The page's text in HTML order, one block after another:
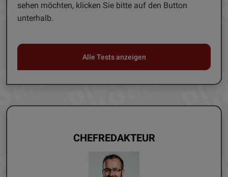
sehen möchten, klicken Sie bitte auf den Button
unterhalb.
Alle Tests anzeigen
CHEFREDAKTEUR